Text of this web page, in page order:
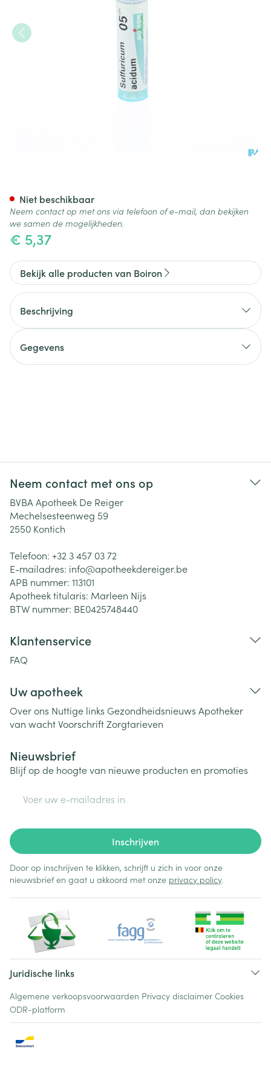
€ 5,37
Niet beschikbaar
Neem contact op met ons via telefoon of e-mail, dan bekijken
we samen de mogelijkheden.
Bekijk alle producten van Boiron
Beschrijving
Gegevens
Neem contact met ons op
BVBA Apotheek De Reiger
Mechelsesteenweg 59
2550 Kontich
Telefoon: +32 3 457 03 72
E-mailadres: info@apotheekdereiger.be
APB nummer: 113101
Apotheek titularis: Marleen Nijs
BTW nummer: BE0425748440
Klantenservice
FAQ
Uw apotheek
Over ons Nuttige links Gezondheidsnieuws Apotheker
van wachtVoorschriftZorgtarieven
Nieuwsbrief
Blijf op de hoogte van nieuwe producten en promoties
Inschrijven
Door op inschrijven te klikken, schrijft u zich in voor onze
nieuwsbrief en gaat u akkoord met onze privacy policy.
Juridische links
Algemene verkoopsvoorwaarden Privacy disclaimer Cookies
ODR-platform